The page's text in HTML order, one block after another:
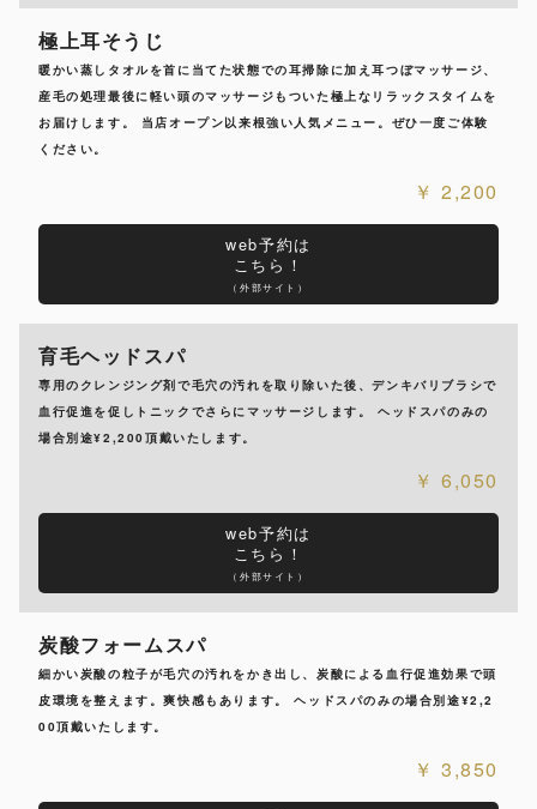
極上耳そうじ
暖かい蒸しタオルを首に当てた状態での耳掃除に加え耳つぼマッサージ、
産毛の処理最後に軽い頭のマッサージもついた極上なリラックスタイムを
お届けします。 当店オープン以来根強い人気メニュー。ぜひ一度ご体験
ください。
2,200
web予約は
こちら！
（外部サイト）
育毛ヘッドスパ
専用のクレンジング剤で毛穴の汚れを取り除いた後、デンキバリブラシで
血行促進を促しトニックでさらにマッサージします。 ヘッドスパのみの
場合別途¥2,200頂戴いたします。
6,050
web予約は
こちら！
（外部サイト）
炭酸フォームスパ
細かい炭酸の粒子が毛穴の汚れをかき出し、炭酸による血行促進効果で頭
皮環境を整えます。爽快感もあります。 ヘッドスパのみの場合別途¥2,2
00頂戴いたします。
3,850